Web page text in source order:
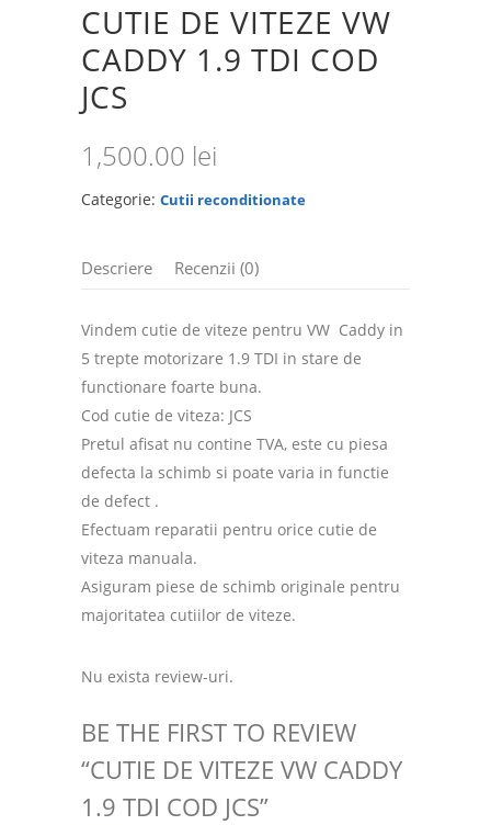
CUTIE DE VITEZE VW
CADDY 1.9 TDI COD
JCS
1,500.00 lei
Categorie: Cutii reconditionate
Descriere Recenzii (0)
Vindem cutie de viteze pentru VW Caddy in
5 trepte motorizare 1.9 TDI in stare de
functionare foarte buna.
Cod cutie de viteza: JCS
Pretul afisat nu contine TVA, este cu piesa
defecta la schimb si poate varia in functie
de defect .
Efectuam reparatii pentru orice cutie de
viteza manuala.
Asiguram piese de schimb originale pentru
majoritatea cutiilor de viteze.
Nu exista review-uri.
BE THE FIRST TO REVIEW
“CUTIE DE VITEZE VW CADDY
1.9 TDI COD JCS”